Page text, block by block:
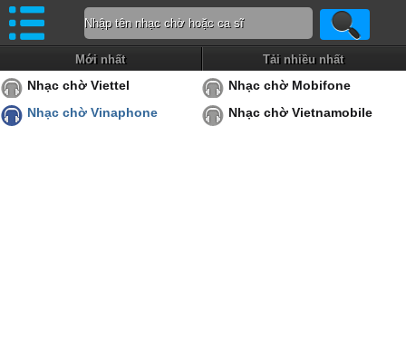
Mới nhất Tải nhiều nhất
Nhạc chờ Viettel
Nhạc chờ Mobifone
Nhạc chờ Vinaphone
Nhạc chờ Vietnamobile